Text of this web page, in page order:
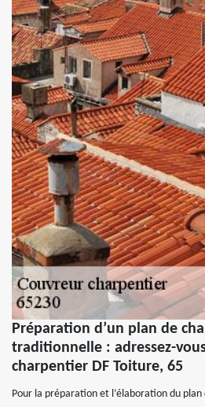
Préparation d’un plan de
traditionnelle : adressez-
charpentier DF Toiture, 65
Pour la préparation et l’élaboration du